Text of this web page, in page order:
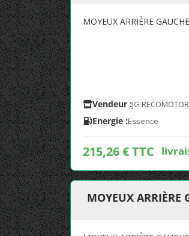
MOYEUX ARRIÈRE
Vendeur :JG
Energie :Essence
215,26 € TTC
MOYEUX ARRIÈRE